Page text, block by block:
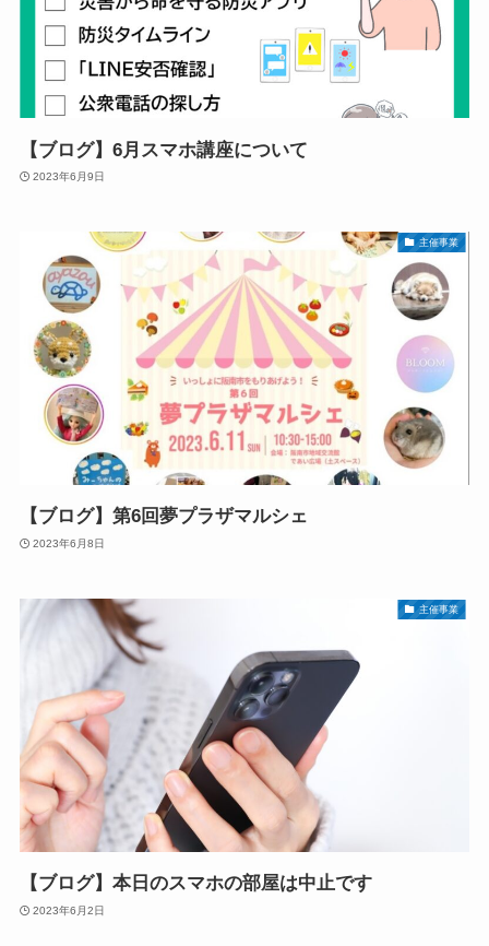
【ブログ】6月スマホ講座について
2023年6月9日
主催事業
【ブログ】第6回夢プラザマルシェ
2023年6月8日
主催事業
【ブログ】本日のスマホの部屋は中止です
2023年6月2日